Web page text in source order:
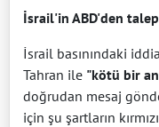
İsrail'in ABD'den
İsrail basınındaki
Tahran ile "kötü bir
doğrudan mesaj
için şu şartların